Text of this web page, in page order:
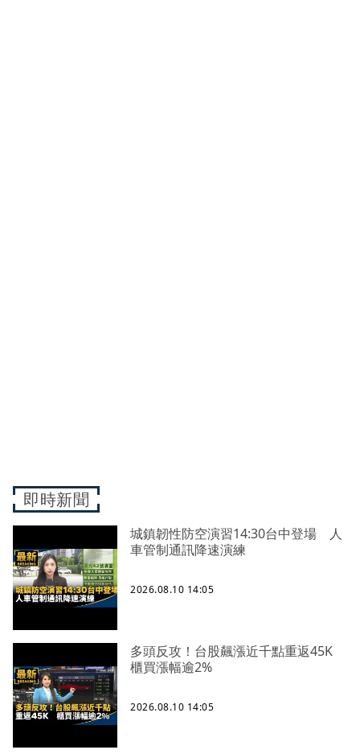
即時新聞
城鎮韌性防空演習14:30台中登場 人
車管制通訊降速演練
2026.08.10 14:05
多頭反攻！台股飆漲近千點重返45K
櫃買漲幅逾2%
2026.08.10 14:05